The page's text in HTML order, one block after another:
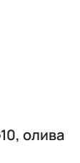
олива